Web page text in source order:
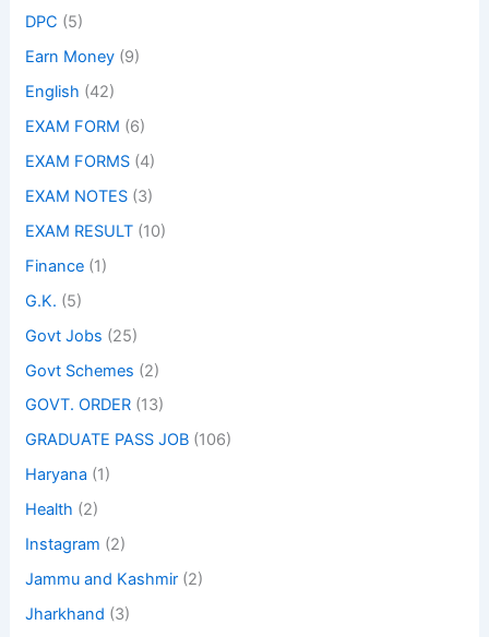
DPC (5)
Earn Money (9)
English (42)
EXAM FORM (6)
EXAM FORMS (4)
EXAM NOTES (3)
EXAM RESULT (10)
Finance (1)
G.K. (5)
Govt Jobs (25)
Govt Schemes (2)
GOVT. ORDER (13)
GRADUATE PASS JOB (106)
Haryana (1)
Health (2)
Instagram (2)
Jammu and Kashmir (2)
Jharkhand (3)